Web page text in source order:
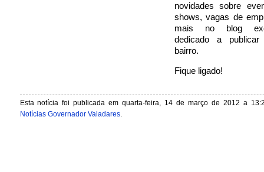
novidades sobre
shows, vagas de
mais no blog
dedicado a
bairro.
Fique ligado!
Esta notícia foi publicada em quarta-feira, 14 de março de 2012 a
Notícias Governador Valadares.